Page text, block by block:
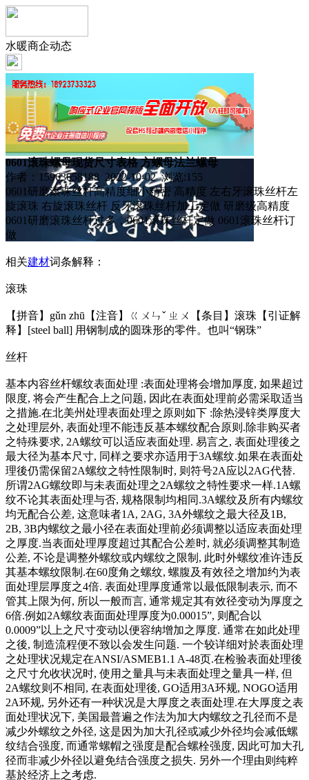
水暖商企动态
0601滚珠螺母现货尺寸表格 方螺母法兰螺母
作者：15963058188 2022-10-02 浏览:155
0601研磨滚珠丝杆高精度细小精密 高精度 左右牙滚珠丝杆左
旋滚珠 右旋滚珠丝杆 反牙滚珠丝杆加工定做 研磨级高精度
0601研磨滚珠丝杆过多，0601滚珠丝杆定做 0601滚珠丝杆订
做
相关建材词条解释：
滚珠
【拼音】gǔn zhū【注音】ㄍㄨㄣˇ ㄓㄨ【条目】滚珠【引证解
释】[steel ball] 用钢制成的圆珠形的零件。也叫“钢珠”
丝杆
基本内容丝杆螺纹表面处理 :表面处理将会增加厚度, 如果超过
限度, 将会产生配合上之问题, 因此在表面处理前必需采取适当
之措施.在北美州处理表面处理之原则如下 :除热浸锌类厚度大
之处理层外, 表面处理不能违反基本螺纹配合原则.除非购买者
之特殊要求, 2A螺纹可以适应表面处理. 易言之, 表面处理後之
最大径为基本尺寸, 同样之要求亦适用于3A螺纹.如果在表面处
理後仍需保留2A螺纹之特性限制时, 则符号2A应以2AG代替.
所谓2AG螺纹即与未表面处理之2A螺纹之特性要求一样.1A螺
纹不论其表面处理与否, 规格限制均相同.3A螺纹及所有内螺纹
均无配合公差, 这意味者1A, 2AG, 3A外螺纹之最大径及1B,
2B, 3B内螺纹之最小径在表面处理前必须调整以适应表面处理
之厚度.当表面处理厚度超过其配合公差时, 就必须调整其制造
公差, 不论是调整外螺纹或内螺纹之限制, 此时外螺纹准许违反
其基本螺纹限制.在60度角之螺纹, 螺腹及有效径之增加约为表
面处理层厚度之4倍. 表面处理厚度通常以最低限制表示, 而不
管其上限为何, 所以一般而言, 通常规定其有效径变动为厚度之
6倍.例如2A螺纹表面面处理厚度为0.00015”, 则配合以
0.0009”以上之尺寸变动以便容纳增加之厚度. 通常在如此处理
之後, 制造流程便不致以会发生问题. 一个较详细对於表面处理
之处理状况规定在ANSI/ASMEB1.1 A-48页.在检验表面处理後
之尺寸允收状况时, 使用之量具与未表面处理之量具一样, 但
2A螺纹则不相同, 在表面处理後, GO适用3A环规, NOGO适用
2A环规, 另外还有一种状况是大厚度之表面处理.在大厚度之表
面处理状况下, 美国最普遍之作法为加大内螺纹之孔径而不是
减少外螺纹之外径, 这是因为加大孔径或减少外径均会减低螺
纹结合强度, 而通常螺帽之强度是配合螺栓强度, 因此可加大孔
径而非减少外径以避免结合强度之损失. 另外一个理由则纯粹
基於经济上之考虑.